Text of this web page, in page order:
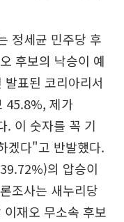
정세균 민주당 후
후보의 낙승이 예
표된 코리아리서
45.8%, 제가
이 숫자를 꼭 기
겠다"고 반발했다.
의 압승이
조사는 새누리당
재오 무소속 후보